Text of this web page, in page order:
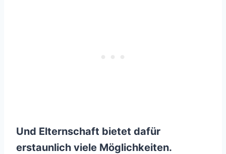
Und Elternschaft bietet dafür
erstaunlich viele Möglichkeiten.